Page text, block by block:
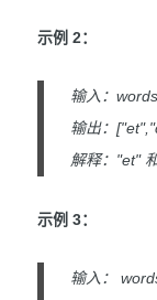
示例 2：
输入：
输出：
解释："et"
示例 3：
输入：